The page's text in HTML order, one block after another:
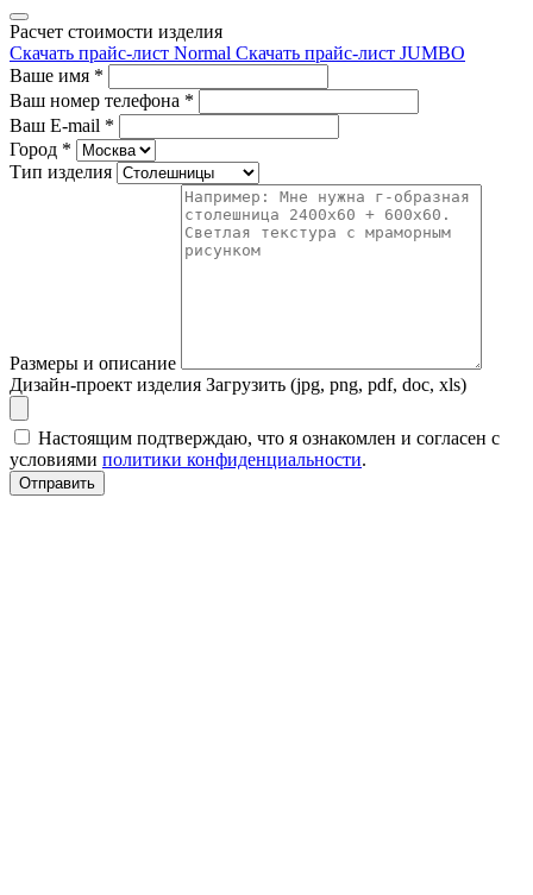
Расчет стоимости изделия
Скачать прайс-лист Normal Скачать прайс-лист JUMBO
Ваше имя *
Ваш номер телефона *
Ваш E-mail *
Город *
Тип изделия
Размеры и описание
Дизайн-проект изделия Загрузить (jpg, png, pdf, doc, xls)
Настоящим подтверждаю, что я ознакомлен и согласен с
условиями политики конфиденциальности.
Отправить